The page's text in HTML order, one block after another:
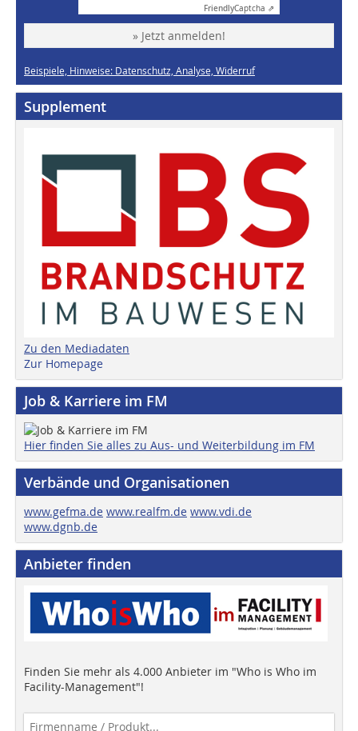
FriendlyCaptcha ⇗
» Jetzt anmelden!
Beispiele, Hinweise: Datenschutz, Analyse, Widerruf
Supplement
Zu den Mediadaten
Zur Homepage
Job & Karriere im FM
Hier finden Sie alles zu Aus- und Weiterbildung im FM
Verbände und Organisationen
www.gefma.de www.realfm.de www.vdi.de
www.dgnb.de
Anbieter finden
Finden Sie mehr als 4.000 Anbieter im "Who is Who im
Facility-Management"!